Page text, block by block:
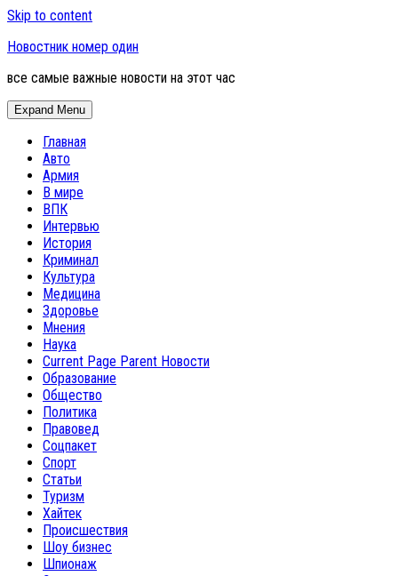
Skip to content
Новостник номер один
все самые важные новости на этот час
Expand Menu
Главная
Авто
Армия
В мире
ВПК
Интервью
История
Криминал
Культура
Медицина
Здоровье
Мнения
Наука
Current Page Parent Новости
Образование
Общество
Политика
Правовед
Соцпакет
Спорт
Статьи
Туризм
Хайтек
Происшествия
Шоу бизнес
Шпионаж